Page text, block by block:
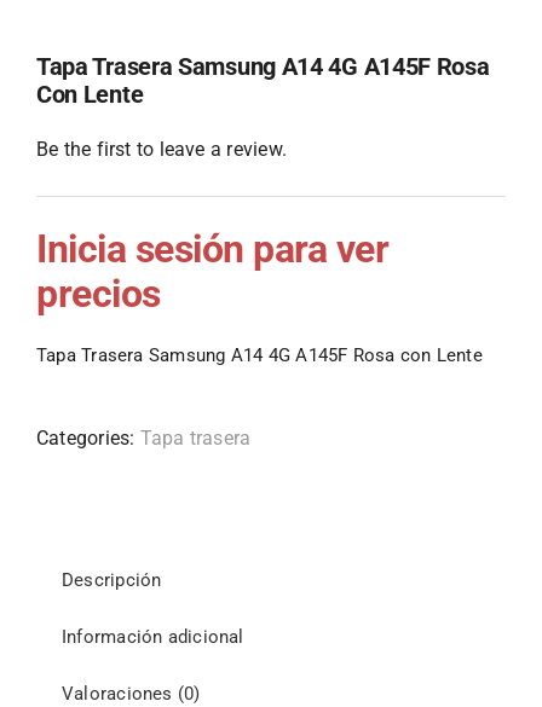
Tapa Trasera Samsung A14 4G A145F Rosa
Con Lente
Be the first to leave a review.
Inicia sesión para ver
precios
Tapa Trasera Samsung A14 4G A145F Rosa con Lente
Categories: Tapa trasera
Descripción
Información adicional
Valoraciones (0)